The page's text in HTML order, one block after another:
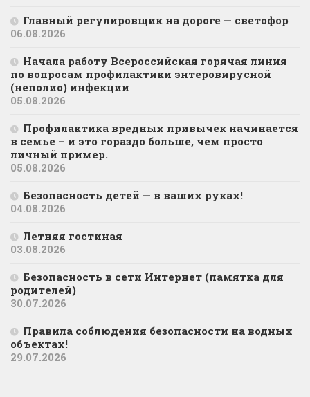
Главный регулировщик на дороге — светофор
06.08.2026
Начала работу Всероссийская горячая линия
по вопросам профилактики энтеровирусной
(неполио) инфекции
05.08.2026
Профилактика вредных привычек начинается
в семье – и это гораздо больше, чем просто
личный пример.
05.08.2026
Безопасность детей — в ваших руках!
04.08.2026
Летняя гостиная
03.08.2026
Безопасность в сети Интернет (памятка для
родителей)
30.07.2026
Правила соблюдения безопасности на водных
объектах!
29.07.2026